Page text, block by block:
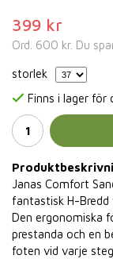
399 kr
Ord. 600 kr. Du
storlek
Finns i lager för
Janas Comfort
fantastisk H-
Den ergonomiska
prestanda och en
foten vid varje